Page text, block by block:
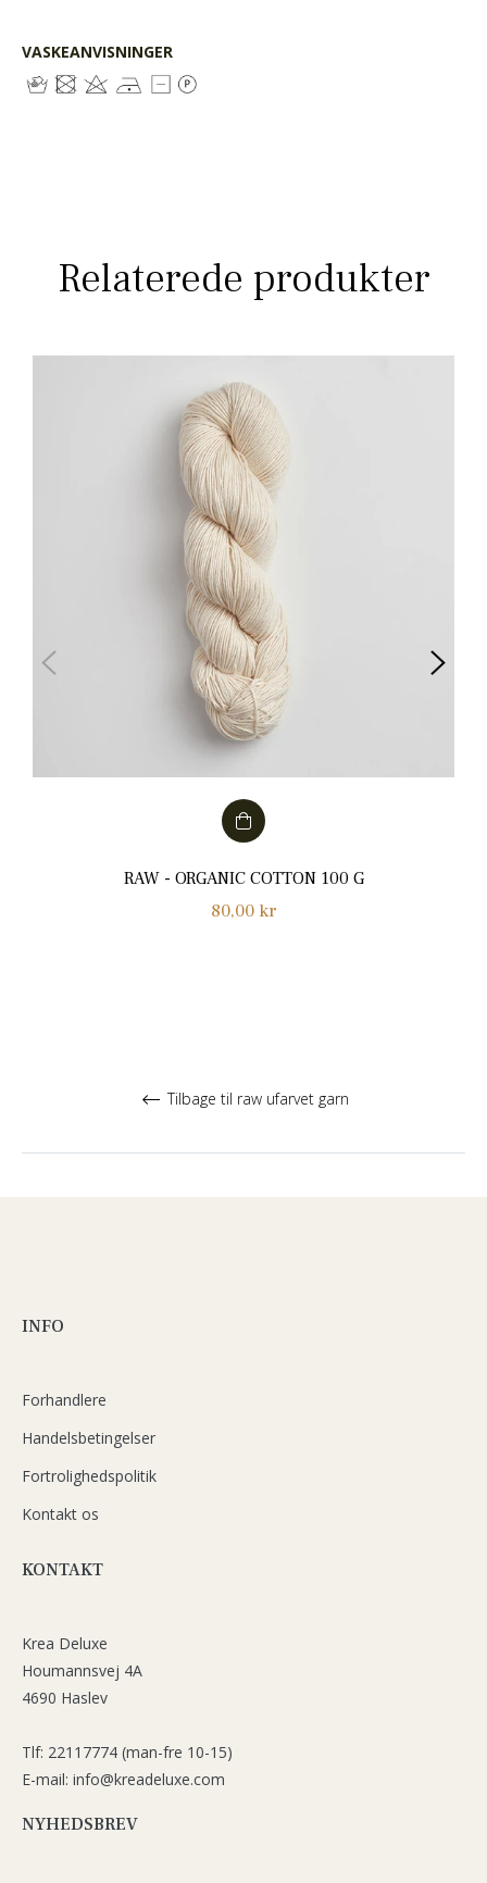
VASKEANVISNINGER
Relaterede produkter
RAW - ORGANIC COTTON 100 G
Normalpris
80,00 kr
Tilbage til raw ufarvet garn
INFO
Forhandlere
Handelsbetingelser
Fortrolighedspolitik
Kontakt os
KONTAKT
Krea Deluxe
Houmannsvej 4A
4690 Haslev
Tlf: 22117774 (man-fre 10-15)
E-mail: info@kreadeluxe.com
NYHEDSBREV